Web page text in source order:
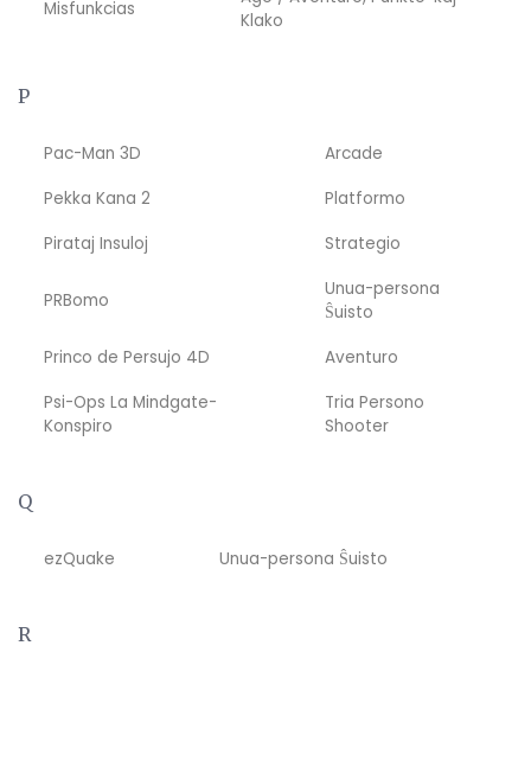
Misfunkcias
Klako
P
Pac-Man 3D
Arcade
Pekka Kana 2
Platformo
Pirataj Insuloj
Strategio
PRBomo
Unua-persona
Ŝuisto
Princo de Persujo 4D
Aventuro
Psi-Ops La Mindgate-
Konspiro
Tria Persono
Shooter
Q
ezQuake Unua-persona Ŝuisto
R